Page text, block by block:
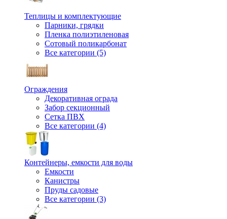
Теплицы и комплектующие
Парники, грядки
Пленка полиэтиленовая
Сотовый поликарбонат
Все категории (5)
Ограждения
Декоративная ограда
Забор секционный
Сетка ПВХ
Все категории (4)
Контейнеры, емкости для воды
Емкости
Канистры
Пруды садовые
Все категории (3)